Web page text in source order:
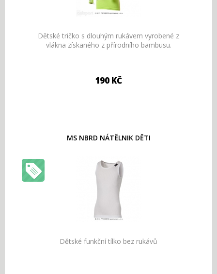
Dětské tričko s dlouhým rukávem vyrobené z
vlákna získaného z přírodního bambusu.
190 KČ
MS NBRD NÁTĚLNIK DĚTI
Dětské funkční tílko bez rukávů